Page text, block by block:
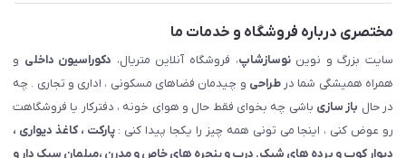
مختصری درباره فروشگاه و خدمات ما
سایت بزرگ و نویننوسازشاپ، فروشگاه آنلاین متریال، دکوراسیون داخلی و
همراه همیشگی شما درطراحی و چیدمان فضاهای مسکونی ، اداری و تجاری . چه
در حال باز سازی باشی چه بخوای فقط حال و هوای خونه ، دفترکار یا فروشگاهت
رو عوض کنی ، اینجا می تونی همه چیز را یکجا پیدا کنی :پارکت ، کاغذ دیواری ،
دیوار کوب و پرده های شیک. درب و پنجره های خاص و مدرن ،مبلمان سبک دار و